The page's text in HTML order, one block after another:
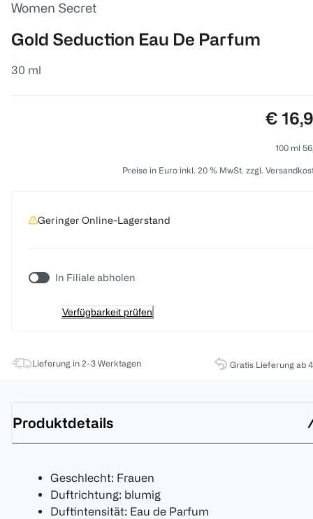
Women Secret
Gold Seduction Eau De Parfum
30 ml
Preis:
€
100 ml
Preise in Euro inkl. 20 % MwSt. zzgl.
Geringer Online-Lagerstand
In Filiale abholen
Verfügbarkeit prüfen
Lieferung in 2-3 Werktagen Gratis Lieferung ab
Produktdetails
Geschlecht: Frauen
Duftrichtung: blumig
Duftintensität: Eau de Parfum